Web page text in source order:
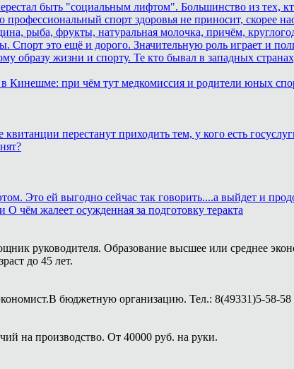
быть "социальным лифтом". Большинство из тех,
спорт здоровья не приносит, скорее
рыба, фрукты, натуральная молочка, причём,
Спорт это ещё и дорого. Значительную роль играет и
образу жизни и спорту. Те кто бывал в западных
Кинешме: при чём тут медкомиссия и родители юных
перестанут приходить тем, у кого есть
Это ей выгодно сейчас так говорить....а выйдет и
чём жалеет осужденная за подготовку теракта
руководителя. Образование высшее или среднее
до 45 лет.
бюджетную организацию. Тел.: 8(49331)5-58-58
на производство. От 40000 руб. на руки.